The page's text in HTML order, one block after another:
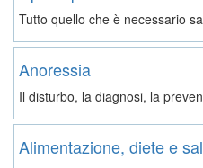
Tutto quello che è necessario
Anoressia
Il disturbo, la diagnosi, la
Alimentazione, diete e